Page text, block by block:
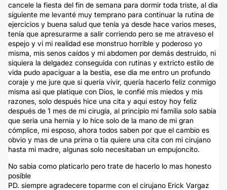
cancele la fiesta del fin de semana para dormir toda triste, al dia
siguiente me levanté muy temprano para continuar la rutina de
ejercicios y buena salud que tenía ya desde hace varios meses,
tenía que apresurarme a salir corriendo pero se me atraveso el
espejo y vi mi realidad ese monstruo horrible y poderoso yo
misma, mis senos caídos y mi abdomen por demás destruido, ni
siquiera la delgadez conseguida con rutinas y extricto estilo de
vida pudo apaciguar a la bestia, ese dia me entro un profundo
coraje y me jure que si quería vivir, quería hacerlo feliz conmigo
misma asi que platique con Dios, le confié mis miedos y mis
razones, solo después hice una cita y aqui estoy hoy feliz
después de 1 mes de mi cirugía, al principio mi familia solo sabia
que seria una hernia y lo hice solo de la mano de mi gran
cómplice, mi esposo, ahora todos saben por que el cambio es
obvio y mas de una prima o tia quiere una cita con mi cirujano
hasta mi madre, algunas solo necesitaban un empujoncito.
No sabia como platicarlo pero trate de hacerlo lo mas honesto
posible
PD. siempre agradecere toparme con el cirujano Erick Vargaz